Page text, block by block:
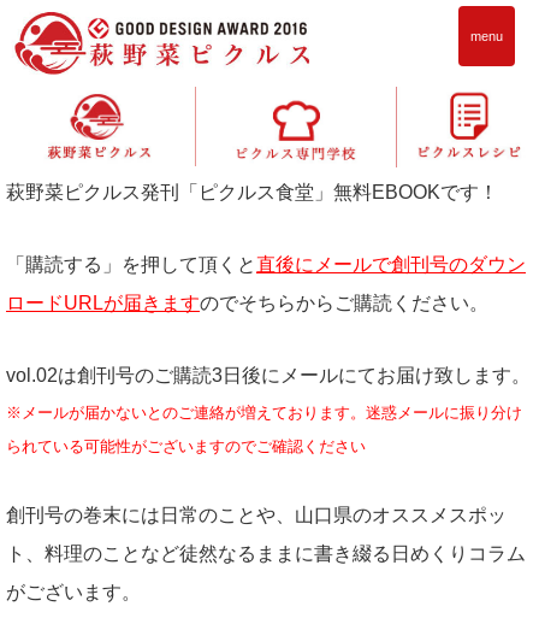
menu
無料EBOOK「ピクルス食堂」購読のお申込み
萩野菜ピクルス発刊「ピクルス食堂」無料EBOOKです！
「購読する」を押して頂くと直後にメールで創刊号のダウン
ロードURLが届きますのでそちらからご購読ください。
vol.02は創刊号のご購読3日後にメールにてお届け致します。
※メールが届かないとのご連絡が増えております。迷惑メールに振り分け
られている可能性がございますのでご確認ください
創刊号の巻末には日常のことや、山口県のオススメスポッ
ト、料理のことなど徒然なるままに書き綴る日めくりコラム
がございます。